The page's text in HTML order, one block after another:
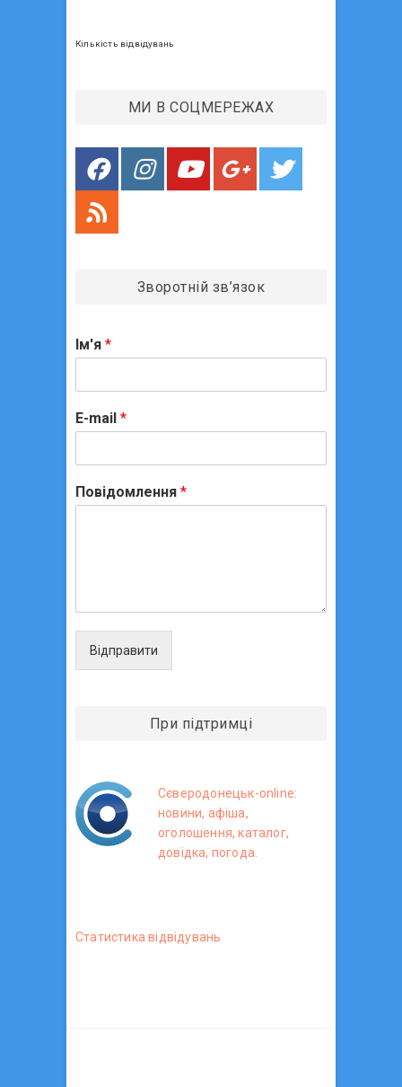
Кількість відвідувань
МИ В СОЦМЕРЕЖАХ
Зворотній зв’язок
Ім'я *
E-mail *
Повідомлення *
Відправити
При підтримці
Сєверодонецьк-online:
новини, афіша,
оголошення, каталог,
довідка, погода.
Статистика вiдвiдувань